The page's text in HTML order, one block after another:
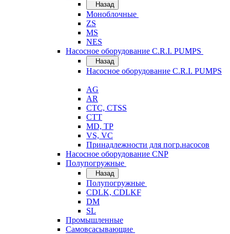
Назад
Моноблочные
ZS
MS
NES
Насосное оборудование C.R.I. PUMPS
Назад
Насосное оборудование C.R.I. PUMPS
AG
AR
CTC, CTSS
CTT
MD, TP
VS, VC
Принадлежности для погр.насосов
Насосное оборудование CNP
Полупогружные
Назад
Полупогружные
CDLK, CDLKF
DM
SL
Промышленные
Самовсасывающие